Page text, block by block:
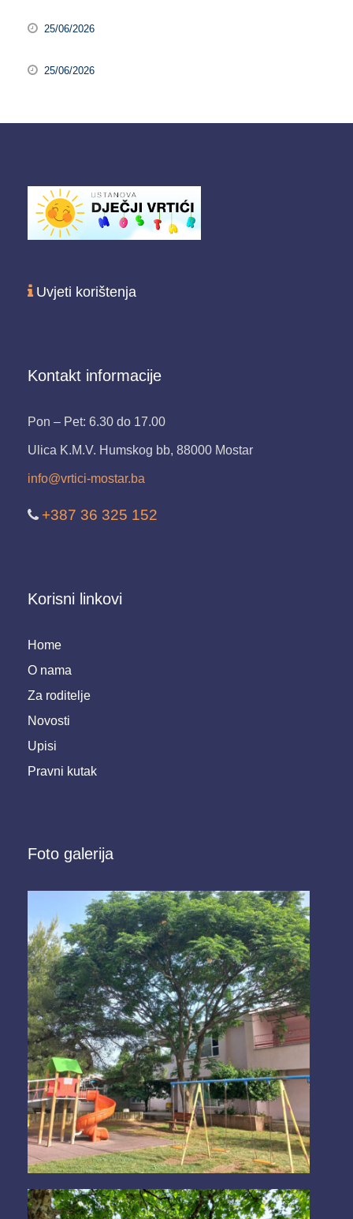
25/06/2026
25/06/2026
Uvjeti korištenja
Kontakt informacije
Pon – Pet: 6.30 do 17.00
Ulica K.M.V. Humskog bb, 88000 Mostar
info@vrtici-mostar.ba
+387 36 325 152
Korisni linkovi
Home
O nama
Za roditelje
Novosti
Upisi
Pravni kutak
Foto galerija